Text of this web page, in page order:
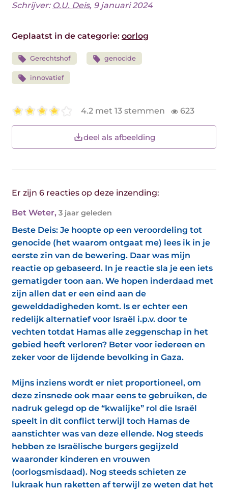
Schrijver: O.U. Deis, 9 januari 2024
Geplaatst in de categorie: oorlog
Gerechtshof genocide
innovatief
4.2 met 13 stemmen 623
deel als afbeelding
Er zijn 6 reacties op deze inzending:
Bet Weter, 3 jaar geleden
Beste Deis: Je hoopte op een veroordeling tot
genocide (het waarom ontgaat me) lees ik in je
eerste zin van de bewering. Daar was mijn
reactie op gebaseerd. In je reactie sla je een iets
gematigder toon aan. We hopen inderdaad met
zijn allen dat er een eind aan de
gewelddadigheden komt. Is er echter een
redelijk alternatief voor Israël i.p.v. door te
vechten totdat Hamas alle zeggenschap in het
gebied heeft verloren? Beter voor iedereen en
zeker voor de lijdende bevolking in Gaza.
Mijns inziens wordt er niet proportioneel, om
deze zinsnede ook maar eens te gebruiken, de
nadruk gelegd op de “kwalijke” rol die Israël
speelt in dit conflict terwijl toch Hamas de
aanstichter was van deze ellende. Nog steeds
hebben ze Israëlische burgers gegijzeld
waaronder kinderen en vrouwen
(oorlogsmisdaad). Nog steeds schieten ze
lukraak hun raketten af terwijl ze weten dat het